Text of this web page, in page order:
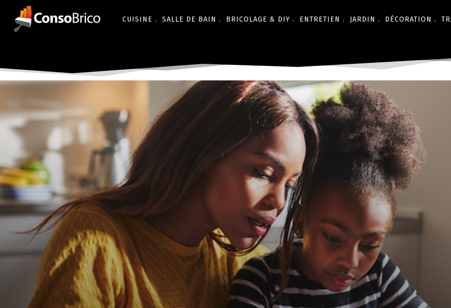
CUISINE . SALLE DE BAIN . BRICOLAGE & DIY . ENTRETIEN . JARDIN . DÉCORATION .